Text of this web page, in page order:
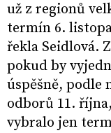
už z regionů
termín 6.
řekla Seidlová.
pokud by
úspěšně, podle
odborů 11.
vybralo jen